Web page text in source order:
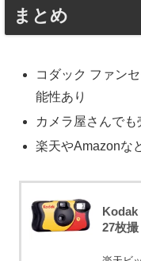
まとめ
コダック ファン
能性あり
カメラ屋さんでも
楽天やAmazonな
Kodak
27枚撮